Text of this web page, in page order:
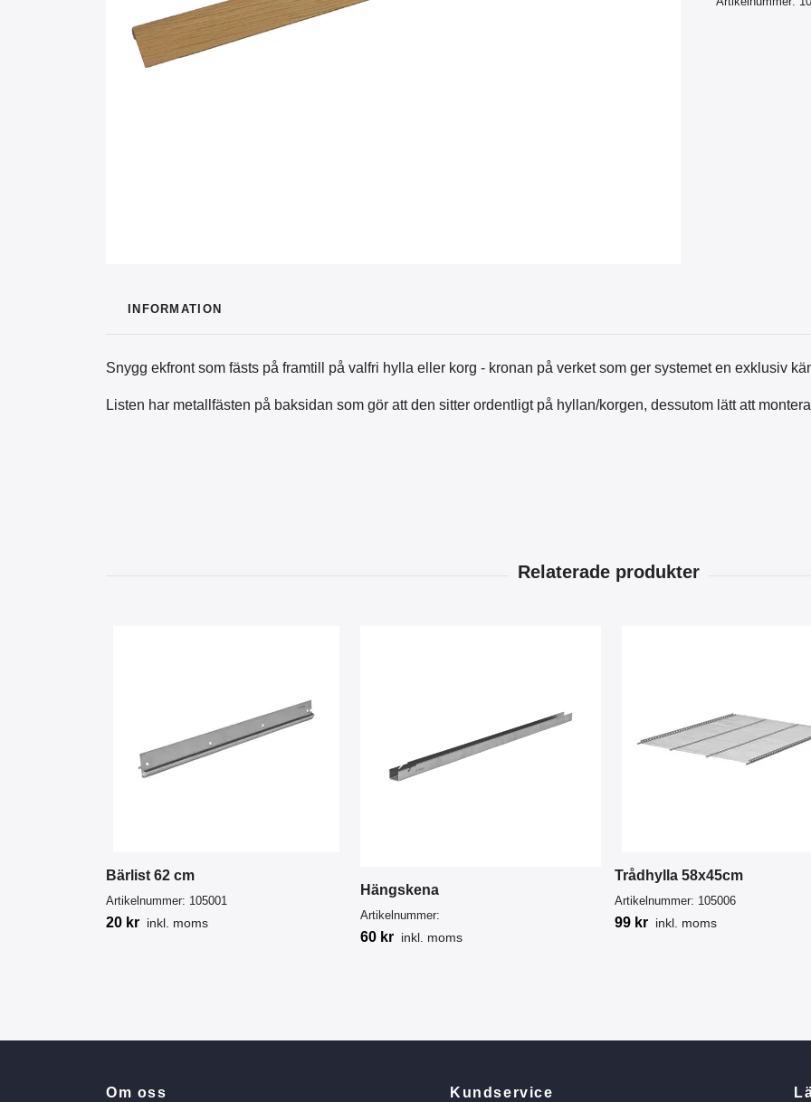
INFORMATION
Snygg ekfront som fästs på framtill på valfri hylla eller korg - kronan på verket som ger systemet en exklusiv
Listen har metallfästen på baksidan som gör att den sitter ordentligt på hyllan/korgen, dessutom lätt att
Bärlist 62 cm
Artikelnummer: 105001
20 kr inkl. moms
Hängskena
Artikelnummer:
60 kr inkl. moms
Trådhylla 58x45cm
Artikelnummer: 105006
99 kr inkl. moms
Om oss Kundservice